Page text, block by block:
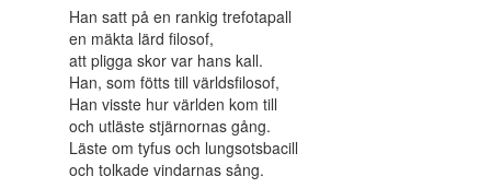
Han satt på en rankig trefotapall
en mäkta lärd filosof,
att pligga skor var hans kall.
Han, som fötts till världsfilosof,
Han visste hur världen kom till
och utläste stjärnornas gång.
Läste om tyfus och lungsotsbacill
och tolkade vindarnas sång.